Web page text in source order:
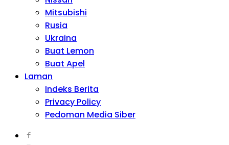
Mitsubishi
Rusia
Ukraina
Buat Lemon
Buat Apel
Laman
Indeks Berita
Privacy Policy
Pedoman Media Siber